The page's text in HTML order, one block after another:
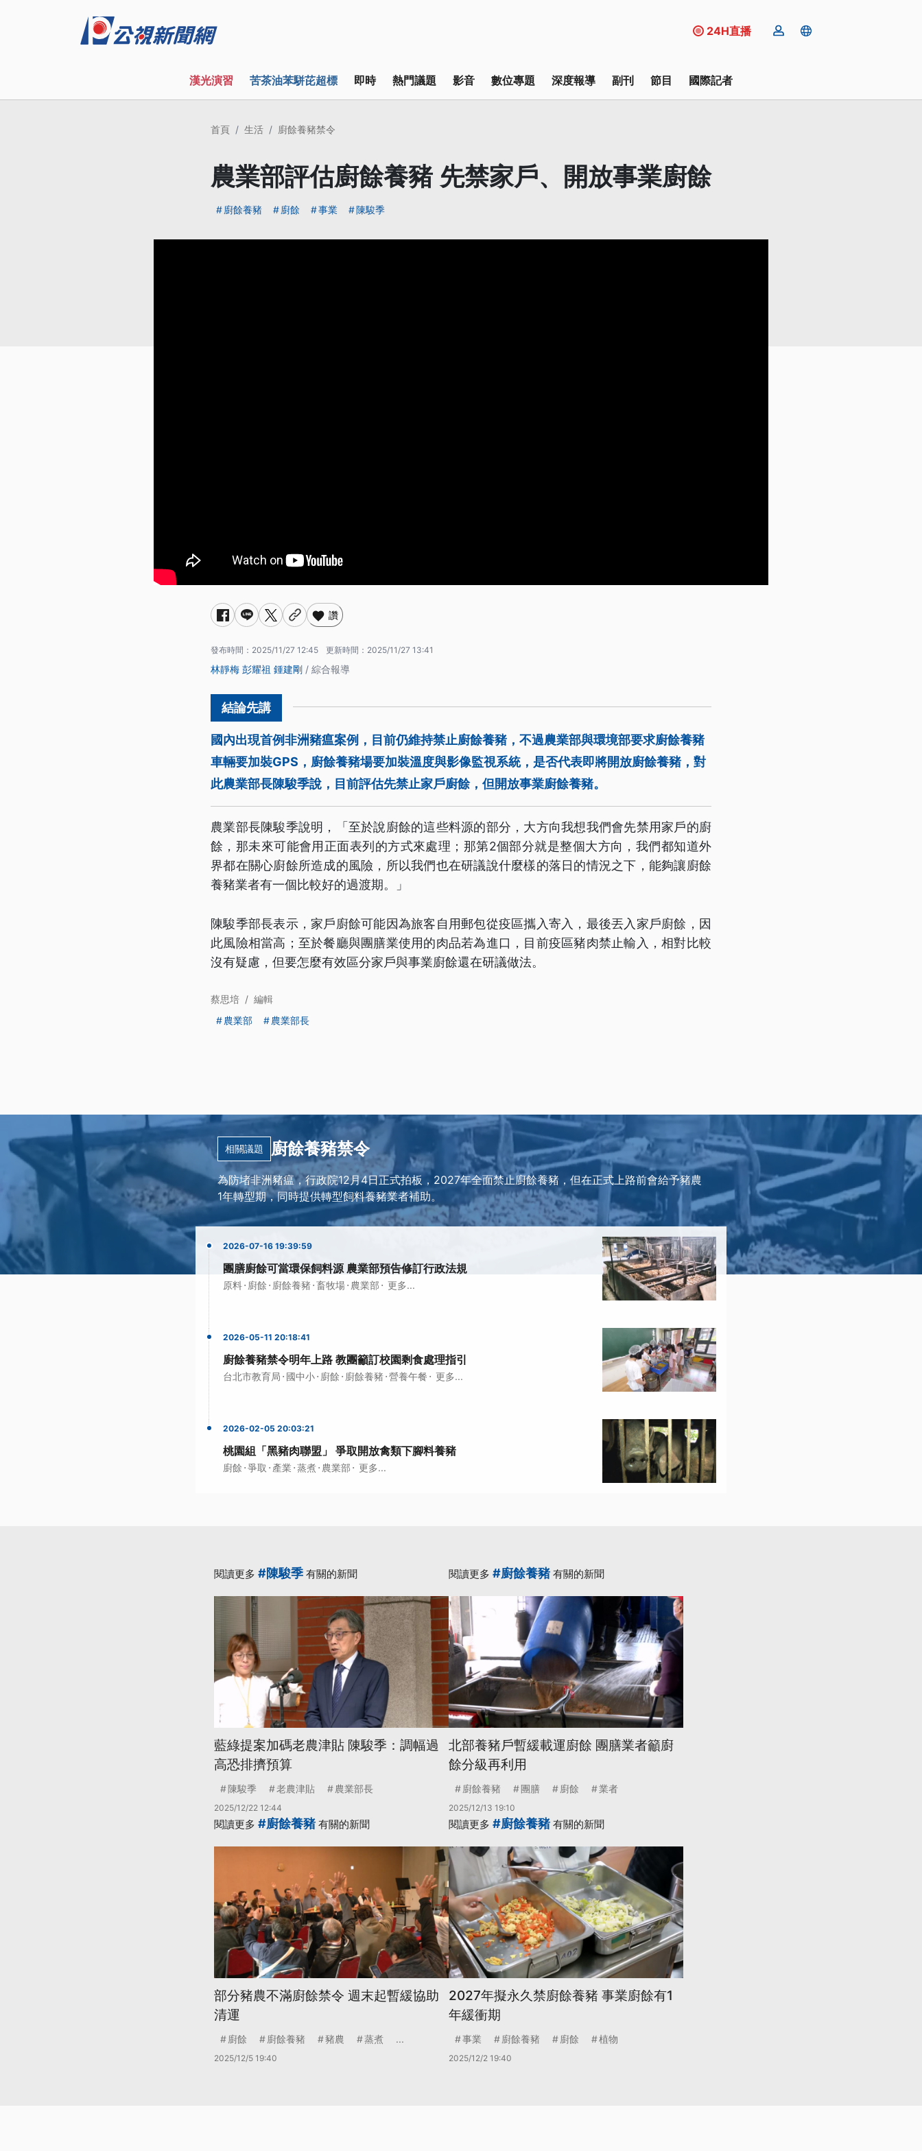
24H直播
漢光演習 苦茶油苯駢芘超標 即時 熱門議題 影音 數位專題 深度報導 副刊 節目 國際記者
首頁 生活 廚餘養豬禁令
農業部評估廚餘養豬 先禁家戶、開放事業廚餘
廚餘養豬 廚餘 事業 陳駿季
讚
發布時間： 2025/11/27 12:45 更新時間： 2025/11/27 13:41
林靜梅 彭耀祖 鍾建剛 / 綜合報導
國內出現首例非洲豬瘟案例，目前仍維持禁止廚餘養豬，不過農業部與環境部要求廚餘養豬
車輛要加裝GPS，廚餘養豬場要加裝溫度與影像監視系統，是否代表即將開放廚餘養豬，對
此農業部長陳駿季說，目前評估先禁止家戶廚餘，但開放事業廚餘養豬。
農業部長陳駿季說明，「至於說廚餘的這些料源的部分，大方向我想我們會先禁用家戶的廚
餘，那未來可能會用正面表列的方式來處理；那第2個部分就是整個大方向，我們都知道外
界都在關心廚餘所造成的風險，所以我們也在研議說什麼樣的落日的情況之下，能夠讓廚餘
養豬業者有一個比較好的過渡期。」
陳駿季部長表示，家戶廚餘可能因為旅客自用郵包從疫區攜入寄入，最後丟入家戶廚餘，因
此風險相當高；至於餐廳與團膳業使用的肉品若為進口，目前疫區豬肉禁止輸入，相對比較
沒有疑慮，但要怎麼有效區分家戶與事業廚餘還在研議做法。
蔡思培 / 編輯
農業部
農業部長
相關議題 廚餘養豬禁令
為防堵非洲豬瘟，行政院12月4日正式拍板，2027年全面禁止廚餘養豬，但在正式上路前會給予豬農
1年轉型期，同時提供轉型飼料養豬業者補助。
2026-07-16 19:39:59
團膳廚餘可當環保飼料源 農業部預告修訂行政法規
原料· 廚餘 · 廚餘養豬·畜牧場· 農業部 · 更多...
2026-05-11 20:18:41
廚餘養豬禁令明年上路 教團籲訂校園剩食處理指引
台北市教育局 · 國中小· 廚餘 · 廚餘養豬·營養午餐 · 更多...
2026-02-05 20:03:21
桃園組「黑豬肉聯盟」 爭取開放禽類下腳料養豬
廚餘 ·爭取 · 產業 ·蒸煮· 農業部 · 更多...
閱讀更多 #陳駿季 有關的新聞
藍綠提案加碼老農津貼 陳駿季：調幅過
高恐排擠預算
陳駿季 老農津貼 農業部長
2025/12/22 12:44
閱讀更多 #廚餘養豬 有關的新聞
北部養豬戶暫緩載運廚餘 團膳業者籲廚
餘分級再利用
廚餘養豬 團膳 廚餘 業者
2025/12/13 19:10
閱讀更多 #廚餘養豬 有關的新聞
部分豬農不滿廚餘禁令 週末起暫緩協助
清運
廚餘 廚餘養豬 豬農 蒸煮 ...
2025/12/5 19:40
閱讀更多 #廚餘養豬 有關的新聞
2027年擬永久禁廚餘養豬 事業廚餘有1
年緩衝期
事業 廚餘養豬 廚餘 植物
2025/12/2 19:40